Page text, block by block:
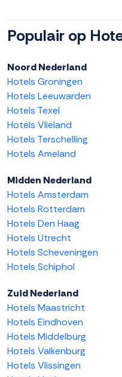
Populair op
Noord Nederland
Hotels Groningen
Hotels Leeuwarden
Hotels Texel
Hotels Vlieland
Hotels Terschelling
Hotels Ameland
Midden Nederland
Hotels Amsterdam
Hotels Rotterdam
Hotels Den Haag
Hotels Utrecht
Hotels Scheveningen
Hotels Schiphol
Zuid Nederland
Hotels Maastricht
Hotels Eindhoven
Hotels Middelburg
Hotels Valkenburg
Hotels Vlissingen